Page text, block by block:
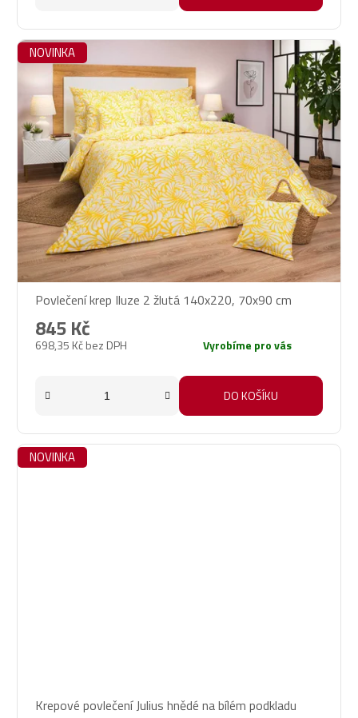
NOVINKA
Povlečení krep Iluze 2 žlutá 140x220, 70x90 cm
698,35 Kč bez DPH
845 Kč
Vyrobíme pro vás
DO KOŠÍKU
NOVINKA
Krepové povlečení Julius hnědé na bílém podkladu